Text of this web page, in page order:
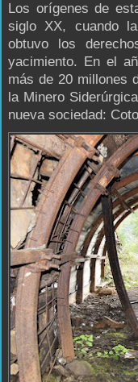
Los orígenes de
siglo XX, cuando
obtuvo los
yacimiento. En el
más de 20 millones
la Minero
nueva sociedad: